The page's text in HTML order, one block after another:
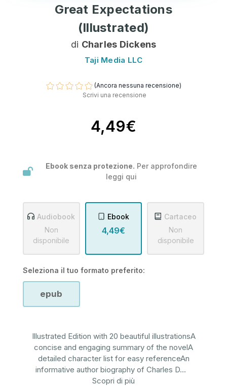
Great Expectations
(Illustrated)
di Charles Dickens
Taji Media LLC
(Ancora nessuna recensione)
Scrivi una recensione
4,49€
Ebook senza protezione. Per approfondire
leggi qui
Audiobook
Non
disponibile
Ebook
4,49€
Cartaceo
Non
disponibile
Seleziona il tuo formato preferito:
epub
Illustrated Edition with 20 beautiful illustrationsA
concise and engaging summary of the novelA
detailed character list for easy referenceAn
informative author biography of Charles D...
Scopri di più